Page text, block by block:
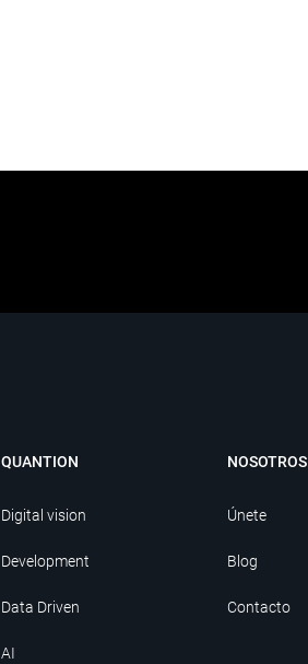
QUANTION
Digital vision
Development
Data Driven
AI
NOSOTROS
Únete
Blog
Contacto